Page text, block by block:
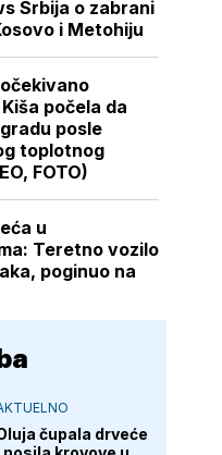
Srbija o zabrani
i Metohiju
počela da
posle
toplotnog
FOTO)
u
Teretno vozilo
poginuo na
čupala drveće